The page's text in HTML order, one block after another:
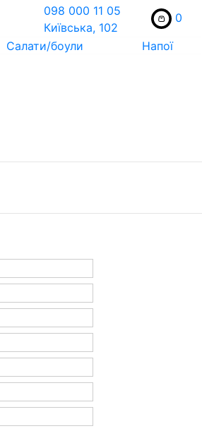
098 000 11 05
Київська, 102
0
Салати/боули Напої